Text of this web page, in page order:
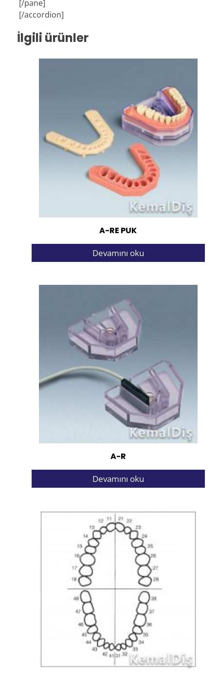
[/pane]
[/accordion]
İlgili ürünler
A-RE PUK
Devamını oku
A-R
Devamını oku